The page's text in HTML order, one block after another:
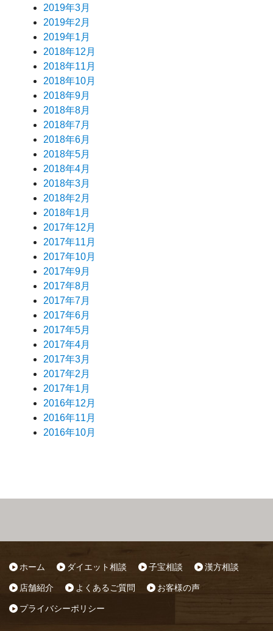
2019年3月
2019年2月
2019年1月
2018年12月
2018年11月
2018年10月
2018年9月
2018年8月
2018年7月
2018年6月
2018年5月
2018年4月
2018年3月
2018年2月
2018年1月
2017年12月
2017年11月
2017年10月
2017年9月
2017年8月
2017年7月
2017年6月
2017年5月
2017年4月
2017年3月
2017年2月
2017年1月
2016年12月
2016年11月
2016年10月
ホーム ダイエット相談 子宝相談 漢方相談
店舗紹介 よくあるご質問 お客様の声
プライバシーポリシー